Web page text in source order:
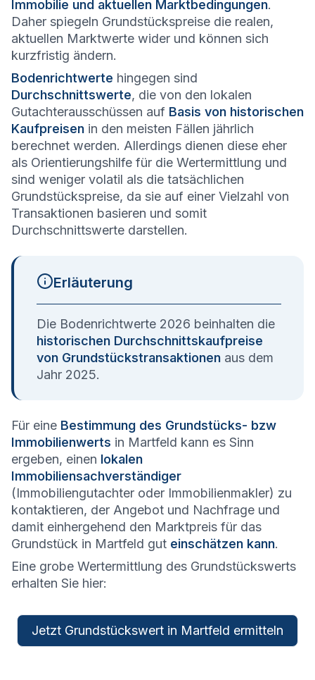
Immobilie und aktuellen Marktbedingungen.
Daher spiegeln Grundstückspreise die realen,
aktuellen Marktwerte wider und können sich
kurzfristig ändern.
Bodenrichtwerte hingegen sind
Durchschnittswerte, die von den lokalen
Gutachterausschüssen auf Basis von historischen
Kaufpreisen in den meisten Fällen jährlich
berechnet werden. Allerdings dienen diese eher
als Orientierungshilfe für die Wertermittlung und
sind weniger volatil als die tatsächlichen
Grundstückspreise, da sie auf einer Vielzahl von
Transaktionen basieren und somit
Durchschnittswerte darstellen.
Erläuterung
Die Bodenrichtwerte 2026 beinhalten die
historischen Durchschnittskaufpreise
von Grundstückstransaktionen aus dem
Jahr 2025.
Für eine Bestimmung des Grundstücks- bzw
Immobilienwerts in Martfeld kann es Sinn
ergeben, einen lokalen
Immobiliensachverständiger
(Immobiliengutachter oder Immobilienmakler) zu
kontaktieren, der Angebot und Nachfrage und
damit einhergehend den Marktpreis für das
Grundstück in Martfeld gut einschätzen kann.
Eine grobe Wertermittlung des Grundstückswerts
erhalten Sie hier:
Jetzt Grundstückswert in Martfeld ermitteln